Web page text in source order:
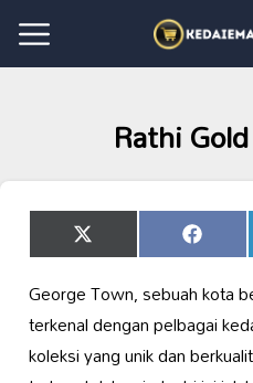
Rathi
Share
on
X
(Twitter)
Share
on
George Town, sebuah kota
terkenal dengan pelbagai
koleksi yang unik dan